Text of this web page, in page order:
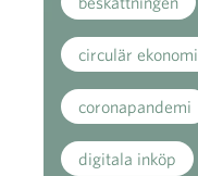
circulär ekonomi
coronapandemi
digitala inköp